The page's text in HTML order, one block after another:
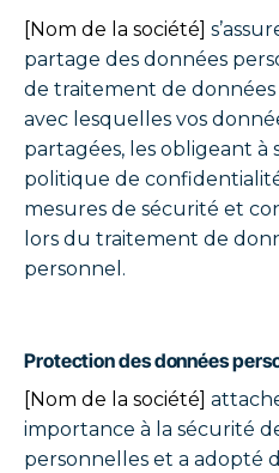
[Nom de la société]
partage des données
de traitement de données
avec lesquelles vos
partagées, les obligeant à
politique de
mesures de sécurité et
lors du traitement de
personnel.
Protection des données
[Nom de la société]
importance à la sécurité
personnelles et a adopté